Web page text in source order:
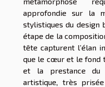
approfondie sur la
stylistiques du design
étape de la
tête capturent l’élan
que le cœur et le fond
et la prestance du
artistique, très